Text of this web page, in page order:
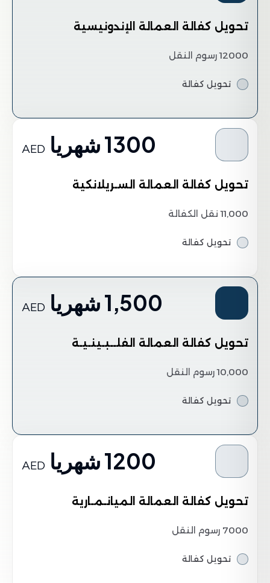
تحويل كفالة العمالة الإندونيسية
12000 رسوم النقل
تحويل كفالة
1300 شهريا AED
تحويل كفالة العمالة السـريلانكية
11,000 نقل الكفالة
تحويل كفالة
1,500 شهريا AED
تحويل كفالة العمالة الفلــبـينـيـة
10,000 رسوم النقل
تحويل كفالة
1200 شهريا AED
تحويل كفالة العمالة الميانـمـارية
7000 رسوم النقل
تحويل كفالة